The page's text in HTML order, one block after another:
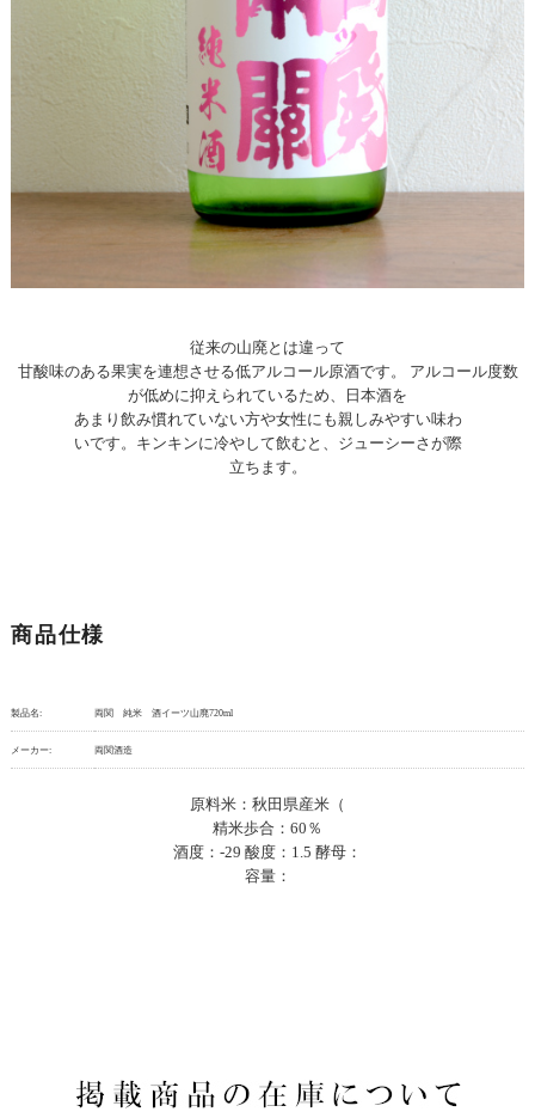
従来の山廃とは違って
甘酸味のある果実を連想させる低アルコール原酒です。 アルコール度数
が低めに抑えられているため、日本酒を
あまり飲み慣れていない方や女性にも親しみやすい味わ
いです。キンキンに冷やして飲むと、ジューシーさが際
立ちます。
商品仕様
製品名: 両関 純米 酒イーツ山廃720ml
メーカー: 両関酒造
原料米：秋田県産米（
精米歩合：60％
酒度：-29 酸度：1.5 酵母：
容量：